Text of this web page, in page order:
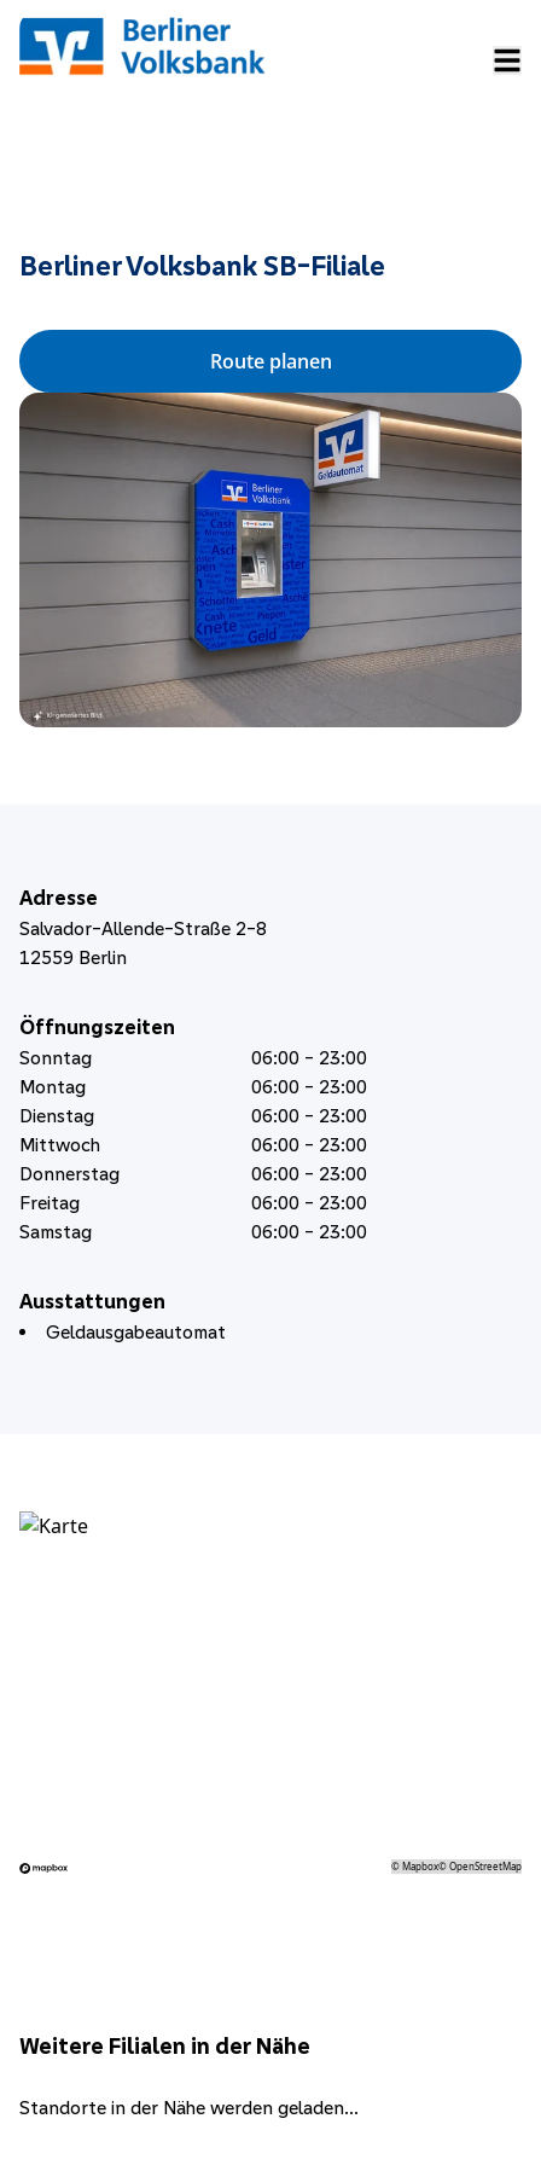
Berliner Volksbank SB-Filiale
Route planen
Adresse
Salvador-Allende-Straße 2-8
12559 Berlin
Öffnungszeiten
Sonntag
06:00 - 23:00
Montag
06:00 - 23:00
Dienstag
06:00 - 23:00
Mittwoch
06:00 - 23:00
Donnerstag
06:00 - 23:00
Freitag
06:00 - 23:00
Samstag
06:00 - 23:00
Ausstattungen
Geldausgabeautomat
©Mapbox©OpenStreetMap
Weitere Filialen in der Nähe
Standorte in der Nähe werden geladen...